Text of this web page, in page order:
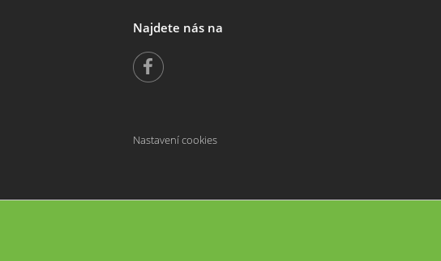
Najdete nás na
Nastavení cookies